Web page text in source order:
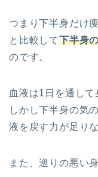
つまり下半身だけ
と比較して下半身
のです。
血液は1日を通して
しかし下半身の気
液を戻す力が足り
また、巡りの悪い